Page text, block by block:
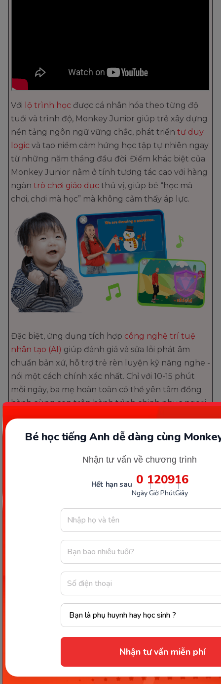
Bé học tiếng Anh dễ dàng cùng
Nhận tư vấn về chương trình
Hết hạn sau 0
Ngày
12
Giờ
09
Phút
15
Giây
Nhận tư vấn miễn phí
Với lộ trình học được cá nhân hóa theo từng độ
tuổi và trình độ, Monkey Junior giúp trẻ xây dựng
nền tảng ngôn ngữ vững chắc, phát triển tư duy
logic và tạo niềm cảm hứng học tập tự nhiên ngay
từ những năm tháng đầu đời. Điểm khác biệt của
Monkey Junior nằm ở tính tương tác cao với hàng
ngàn trò chơi giáo dục thú vị, giúp bé “học mà
chơi, chơi mà học” mà không cảm thấy áp lực.
Đặc biệt, ứng dụng tích hợp công nghệ trí tuệ
nhân tạo (AI) giúp đánh giá và sửa lỗi phát âm
chuẩn bản xứ, hỗ trợ trẻ rèn luyện kỹ năng nghe -
nói một cách chính xác nhất. Chỉ với 10-15 phút
mỗi ngày, ba mẹ hoàn toàn có thể yên tâm đồng
hành cùng con trên hành trình chinh phục ngoại
ngữ ngay tại nhà, chuẩn bị hành trang tốt nhất để
bé trở thành một công dân toàn cầu trong tương
important thường đi kèm với các giới từ
tùy theo nghĩa bạn muốn diễn đạt -
important to nhấn mạnh tầm quan trọng đối với
ai/cái gì, important for nhấn mạnh tầm quan trọng
cho ai/việc gì đó, và play an important role thường
đi với in khi nói về vai trò trong bối cảnh cụ thể. Nắm
vững những cấu trúc này sẽ giúp bạn sử dụng
important chính xác hơn trong giao tiếp và viết
Nguồn tham khảo